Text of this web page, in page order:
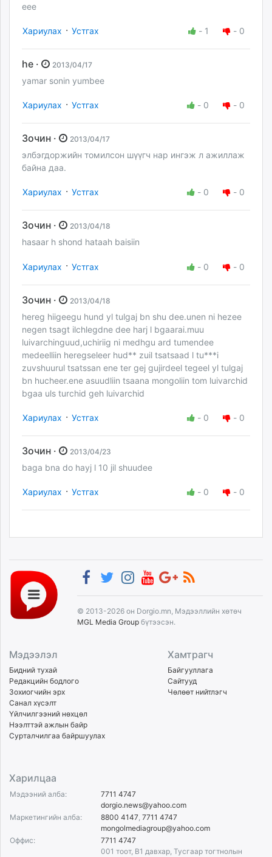
eee
Хариулах · Устгах - 1 - 0
he · 2013/04/17
yamar sonin yumbee
Хариулах · Устгах - 0 - 0
Зочин · 2013/04/17
элбэгдоржийн томилсон шүүгч нар ингэж л ажиллаж
байна даа.
Хариулах · Устгах - 0 - 0
Зочин · 2013/04/18
hasaar h shond hataah baisiin
Хариулах · Устгах - 0 - 0
Зочин · 2013/04/18
hereg hiigeegu hund yl tulgaj bn shu dee.unen ni hezee
negen tsagt ilchlegdne dee harj l bgaarai.muu
luivarchinguud,uchiriig ni medhgu ard tumendee
medeelliin heregseleer hud** zuil tsatsaad l tu***i
zuvshuurul tsatssan ene ter gej gujirdeel tegeel yl tulgaj
bn hucheer.ene asuudliin tsaana mongoliin tom luivarchid
bgaa uls turchid geh luivarchid
Хариулах · Устгах - 0 - 0
Зочин · 2013/04/23
baga bna do hayj l 10 jil shuudee
Хариулах · Устгах - 0 - 0
© 2013-2026 он Dorgio.mn, Мэдээллийн хөтөч
MGL Media Group бүтээсэн.
Мэдээлэл
Бидний тухай
Редакцийн бодлого
Зохиогчийн эрх
Санал хүсэлт
Үйлчилгээний нөхцөл
Нээлттэй ажлын байр
Сурталчилгаа байршуулах
Хамтрагч
Байгууллага
Сайтууд
Чөлөөт нийтлэгч
Харилцаа
Мэдээний алба:
7711 4747
dorgio.news@yahoo.com
Маркетингийн алба:
8800 4147 7711 4747
mongolmediagroup@yahoo.com
Оффис:
7711 4747
001 тоот, B1 давхар, Тусгаар тогтнолын